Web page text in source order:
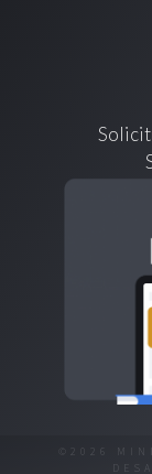
©2026